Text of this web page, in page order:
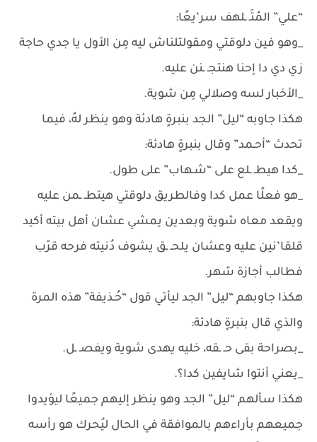
“علي” المُتَـ ـلهف سر’يعًا:
_وهو فين دلوقتي ومقولتلناش ليه مِن الأول يا جدي حاجة
زي دي دا إحنا هنتجـ ـنن عليه.
_الأخبار لسه وصلالي مِن شوية.
هكذا جاوبه “ليل” الجد بنبرةٍ هادئة وهو ينظر لهُ، فيما
تحدث “أحـمد” وقال بنبرةٍ هادئة:
_كدا هيطـ ـلع على “شـهاب” على طول.
_هو فعلًا عمل كدا وفالطريق دلوقتي هيتطـ ـمن عليه
ويقعد معاه شوية وبعدين يمشي عشان أهل بيته أكيد
قلقا’نين عليه وعشان يلحـ ـق يشوف دُنيته فرحه قرّب
فطالب أجازة شهر.
هكذا جاوبهم “ليل” الجد ليأتي قول “حُـذيفة” هذه المرة
والذي قال بنبرةٍ هادئة:
_بصراحة بقى حـ ـقه، خليه يهدى شوية ويفصـ ـل.
_يعني أنتوا شايفين كدا؟.
هكذا سألهم “ليل” الجد وهو ينظر إليهم جميعًا ليؤيدوا
جميعهم بأراءهم بالموافقة في الحال ليُحرك هو رأسه